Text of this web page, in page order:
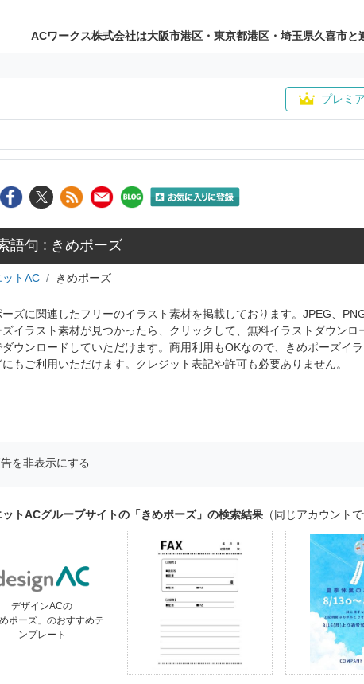
ACワークス株式会社は大阪市港区・東京都港区・埼玉県久喜市と
プレミ
語句 : きめポーズ
ットAC きめポーズ
ーズに関連したフリーのイラスト素材を掲載しております。JPEG、
イラスト素材が見つかったら、クリックして、無料イラストダウン
ウンロードしていただけます。商用利用もOKなので、きめポーズイ
もご利用いただけます。クレジット表記や許可も必要ありません。
を非表示にする
ットACグループサイトの「きめポーズ」の検索結果 （同じアカウント
デザインACの
めポーズ」のおすすめテ
ンプレート